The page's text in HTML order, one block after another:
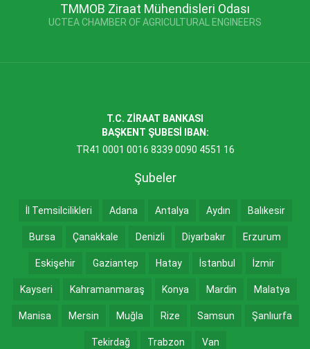
TMMOB Ziraat Mühendisleri Odası
UCTEA CHAMBER OF AGRICULTURAL ENGINEERS
T.C. ZİRAAT BANKASI
BAŞKENT ŞUBESİ IBAN:
TR41 0001 0016 8339 0090 4551 16
Şubeler
İl Temsilcilikleri Adana Antalya Aydın Balıkesir
Bursa Çanakkale Denizli Diyarbakır Erzurum
Eskişehir Gaziantep Hatay İstanbul İzmir
Kayseri Kahramanmaraş Konya Mardin Malatya
Manisa Mersin Muğla Rize Samsun Şanlıurfa
Tekirdağ Trabzon Van